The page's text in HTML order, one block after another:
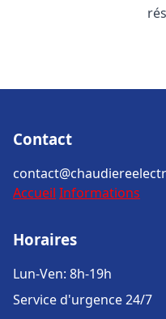
Contact
Accueil Informations
Horaires
Lun-Ven: 8h-19h
Service d'urgence 24/7